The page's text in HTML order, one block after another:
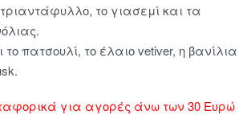
το γιασεμί και τα
το πατσουλί, το έλαιο vetiver, η βανίλια
για αγορές άνω των 30 Ευρώ